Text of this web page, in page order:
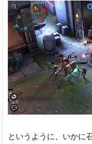
というように、いかに